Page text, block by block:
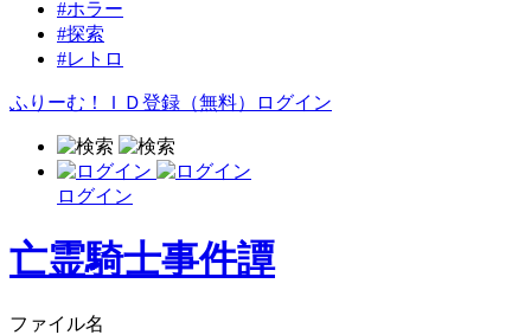
#ホラー
#探索
#レトロ
ふりーむ！ＩＤ登録（無料） ログイン
ログイン
亡霊騎士事件譚
ファイル名